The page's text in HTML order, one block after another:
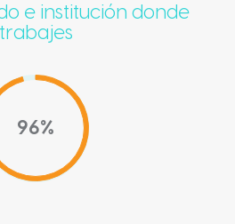
e institución donde
trabajes
96%